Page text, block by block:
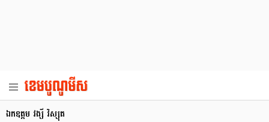
ឯកឧត្តម វង្សី វិស្សុត